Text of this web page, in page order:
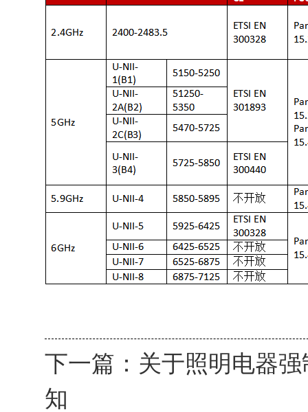
下一篇： 关于照明电器
知